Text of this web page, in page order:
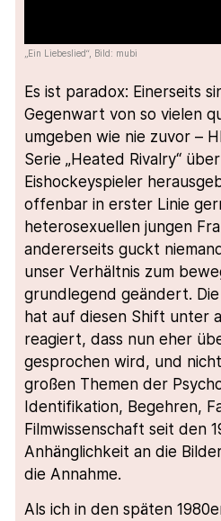
„Ein Liebeslied“, Bild: mubi
Es ist paradox: Einerseits
Gegenwart von so vielen
umgeben wie nie zuvor –
Serie „Heated Rivalry“
Eishockeyspieler
offenbar in erster Linie
heterosexuellen jungen
andererseits guckt
unser Verhältnis zum
grundlegend geändert.
hat auf diesen Shift unter
reagiert, dass nun eher
gesprochen wird, und
großen Themen der
Identifikation, Begehren,
Filmwissenschaft seit den
Anhänglichkeit an die
die Annahme.
Als ich in den späten